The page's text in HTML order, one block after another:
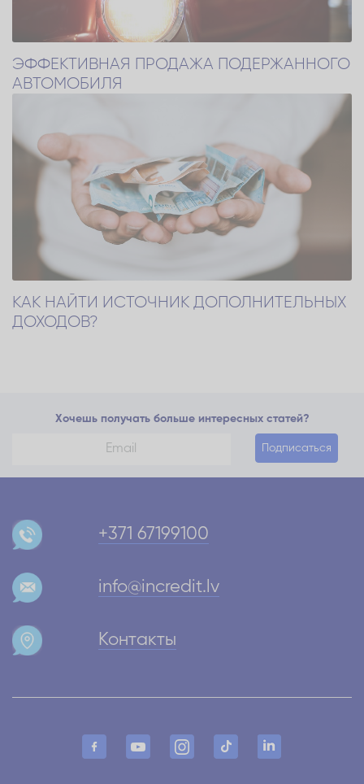
ЭФФЕКТИВНАЯ ПРОДАЖА ПОДЕРЖАННОГО
АВТОМОБИЛЯ
КАК НАЙТИ ИСТОЧНИК ДОПОЛНИТЕЛЬНЫХ
ДОХОДОВ?
Хочешь получать больше интересных статей?
Подписаться
+371 67199100
info@incredit.lv
Контакты